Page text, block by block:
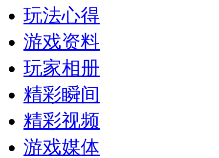
玩法心得
游戏资料
玩家相册
精彩瞬间
精彩视频
游戏媒体